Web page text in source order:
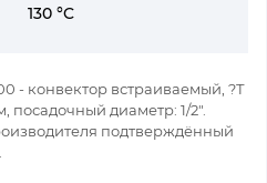
130 °C
- конвектор встраиваемый, ?Т
посадочный диаметр: 1/2".
подтверждённый